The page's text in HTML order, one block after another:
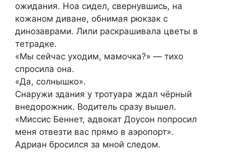
ожидания. Ноа сидел, свернувшись, на
кожаном диване, обнимая рюкзак с
динозаврами. Лили раскрашивала цветы в
тетрадке.
«Мы сейчас уходим, мамочка?» — тихо
спросила она.
«Да, солнышко».
Снаружи здания у тротуара ждал чёрный
внедорожник. Водитель сразу вышел.
«Миссис Беннет, адвокат Доусон попросил
меня отвезти вас прямо в аэропорт».
Адриан бросился за мной следом.